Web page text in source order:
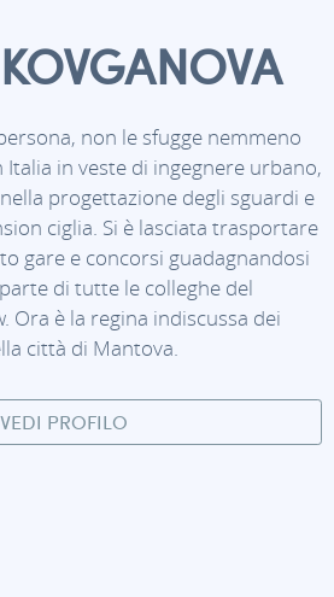
non le sfugge nemmeno
in veste di ingegnere urbano,
progettazione degli sguardi e
ciglia. Si è lasciata trasportare
gare e concorsi guadagnandosi
di tutte le colleghe del
Ora è la regina indiscussa dei
città di Mantova.
VEDI PROFILO